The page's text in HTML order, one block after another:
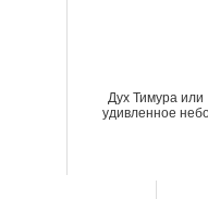
Дух Тимура или
удивленное